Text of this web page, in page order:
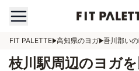
FIT PALETTE 高知県のヨガ 吾川郡い
枝川駅周辺のヨガ